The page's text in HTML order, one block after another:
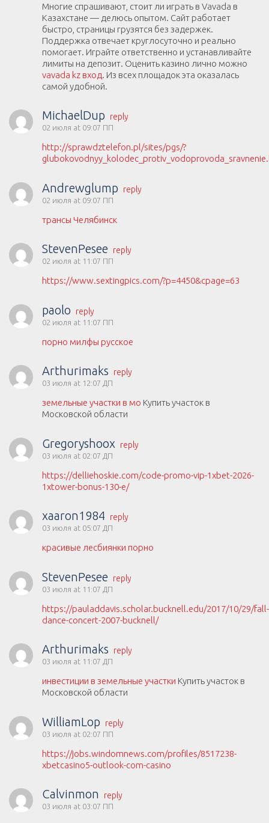
Многие спрашивают, стоит ли играть в Vavada в
Казахстане — делюсь опытом. Сайт работает
быстро, страницы грузятся без задержек.
Поддержка отвечает круглосуточно и реально
помогает. Играйте ответственно и устанавливайте
лимиты на депозит. Оценить казино лично можно
vavada kz вход. Из всех площадок эта оказалась
самой удобной.
MichaelDup reply
02 июля at 09:07 ПП
http://sprawdztelefon.pl/sites/pgs/?
Andrewglump reply
02 июля at 09:07 ПП
трансы Челябинск
StevenPesee reply
02 июля at 11:07 ПП
https://www.sextingpics.com/?p=4450&cpage=63
paolo reply
02 июля at 11:07 ПП
порно милфы русское
Arthurimaks reply
03 июля at 12:07 ДП
земельные участки в мо Купить участок в
Московской области
Gregoryshoox reply
03 июля at 02:07 ДП
https://delliehoskie.com/code-promo-vip-1xbet-2026-
1xtower-bonus-130-e/
xaaron1984 reply
03 июля at 05:07 ДП
красивые лесбиянки порно
StevenPesee reply
03 июля at 11:07 ДП
https://pauladdavis.scholar.bucknell.edu/2017/10/29/fall-
dance-concert-2007-bucknell/
Arthurimaks reply
03 июля at 11:07 ДП
инвестиции в земельные участки Купить участок в
Московской области
WilliamLop reply
03 июля at 02:07 ПП
https://jobs.windomnews.com/profiles/8517238-
xbetcasino5-outlook-com-casino
Calvinmon reply
03 июля at 03:07 ПП